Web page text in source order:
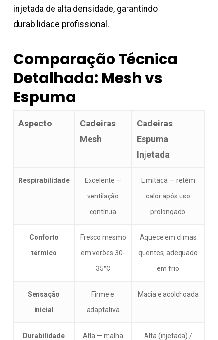
injetada de alta densidade, garantindo
durabilidade profissional.
Comparação Técnica
Detalhada: Mesh vs
Espuma
Aspecto
Cadeiras
Mesh
Cadeiras
Espuma
Injetada
Respirabilidade
Excelente —
ventilação
contínua
Limitada — retém
calor após uso
prolongado
Conforto
térmico
Fresco mesmo
em verões 30-
35°C
Aquece em climas
quentes; adequado
em frio
Sensação
inicial
Firme e
adaptativa
Macia e acolchoada
Durabilidade
Alta — malha
Alta (injetada) /